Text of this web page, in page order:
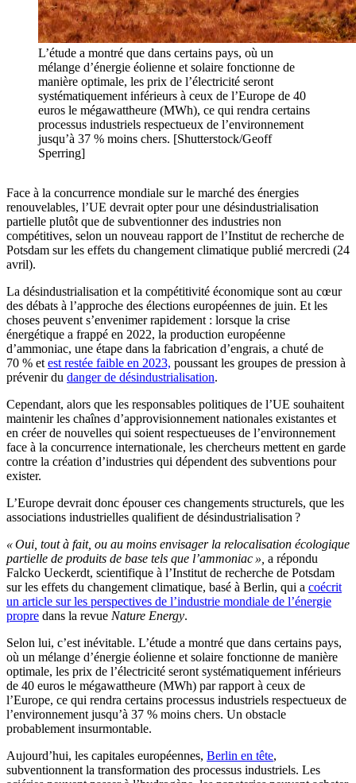
L’étude a montré que dans certains pays, où un
mélange d’énergie éolienne et solaire fonctionne de
manière optimale, les prix de l’électricité seront
systématiquement inférieurs à ceux de l’Europe de 40
euros le mégawattheure (MWh), ce qui rendra certains
processus industriels respectueux de l’environnement
jusqu’à 37 % moins chers. [Shutterstock/Geoff
Sperring]
Face à la concurrence mondiale sur le marché des énergies
renouvelables, l’UE devrait opter pour une désindustrialisation
partielle plutôt que de subventionner des industries non
compétitives, selon un nouveau rapport de l’Institut de recherche de
Potsdam sur les effets du changement climatique publié mercredi (24
avril).
La désindustrialisation et la compétitivité économique sont au cœur
des débats à l’approche des élections européennes de juin. Et les
choses peuvent s’envenimer rapidement : lorsque la crise
énergétique a frappé en 2022, la production européenne
d’ammoniac, une étape dans la fabrication d’engrais, a chuté de
70 % et est restée faible en 2023, poussant les groupes de pression à
prévenir du danger de désindustrialisation.
Cependant, alors que les responsables politiques de l’UE souhaitent
maintenir les chaînes d’approvisionnement nationales existantes et
en créer de nouvelles qui soient respectueuses de l’environnement
face à la concurrence internationale, les chercheurs mettent en garde
contre la création d’industries qui dépendent des subventions pour
exister.
L’Europe devrait donc épouser ces changements structurels, que les
associations industrielles qualifient de désindustrialisation ?
« Oui, tout à fait, ou au moins envisager la relocalisation écologique
partielle de produits de base tels que l’ammoniac », a répondu
Falcko Ueckerdt, scientifique à l’Institut de recherche de Potsdam
sur les effets du changement climatique, basé à Berlin, qui a coécrit
un article sur les perspectives de l’industrie mondiale de l’énergie
propre dans la revue Nature Energy.
Selon lui, c’est inévitable. L’étude a montré que dans certains pays,
où un mélange d’énergie éolienne et solaire fonctionne de manière
optimale, les prix de l’électricité seront systématiquement inférieurs
de 40 euros le mégawattheure (MWh) par rapport à ceux de
l’Europe, ce qui rendra certains processus industriels respectueux de
l’environnement jusqu’à 37 % moins chers. Un obstacle
probablement insurmontable.
Aujourd’hui, les capitales européennes, Berlin en tête,
subventionnent la transformation des processus industriels. Les